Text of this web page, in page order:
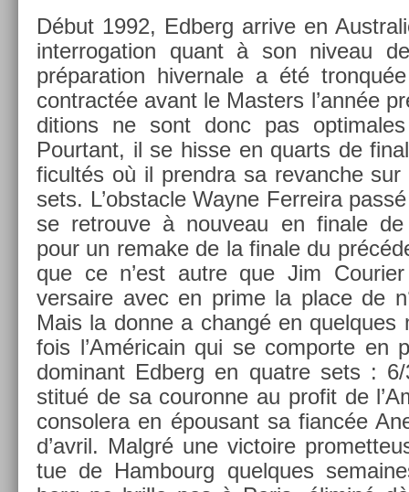
Début 1992, Ed­berg ar­rive en
in­ter­roga­tion quant à son niveau
prépara­tion hiver­nale a été
contra­ctée avant le Mast­ers l’année
di­tions ne sont donc pas
Pour­tant, il se hisse en quarts de
ficultés où il pre­ndra sa re­vanche
sets. L’obstac­le Wayne Fer­reira
se retro­uve à nouveau en fin­ale de
pour un re­make de la fin­ale du
que ce n’est autre que Jim
versaire avec en prime la place de
Mais la donne a changé en quel­ques
fois l’Américain qui se com­por­te en
dominant Ed­berg en quat­re sets :
stitué de sa co­uron­ne au pro­fit de
con­solera en épousant sa fiancée
d’avril. Malgré une vic­toire
tue de Ham­bourg quel­ques